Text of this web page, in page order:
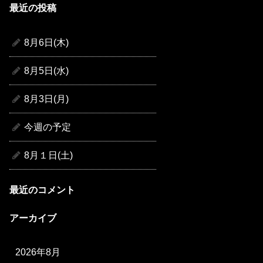
最近の投稿
8月6日(木)
8月5日(水)
8月3日(月)
今週の予定
8月１日(土)
最近のコメント
アーカイブ
2026年8月